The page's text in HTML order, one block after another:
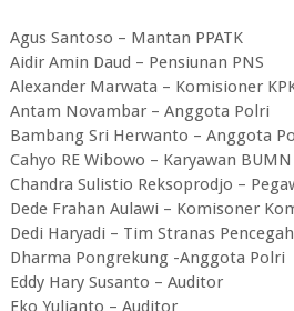
Agus Santoso – Mantan PPATK
Aidir Amin Daud – Pensiunan PNS
Alexander Marwata – Komisioner
Antam Novambar – Anggota Polri
Bambang Sri Herwanto – Anggota
Cahyo RE Wibowo – Karyawan BUMN
Chandra Sulistio Reksoprodjo –
Dede Frahan Aulawi – Komisoner
Dedi Haryadi – Tim Stranas
Dharma Pongrekung -Anggota Polri
Eddy Hary Susanto – Auditor
Eko Yulianto – Auditor